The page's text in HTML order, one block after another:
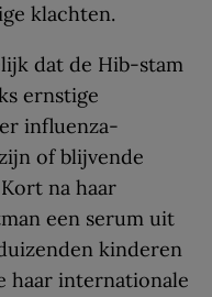
klachten.
dat de Hib-stam
ernstige
influenza-
of blijvende
na haar
een serum uit
kinderen
haar internationale